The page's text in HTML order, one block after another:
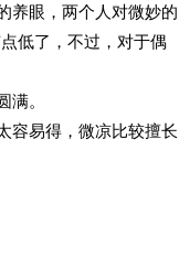
养眼，两个人对微妙的
低了，不过，对于偶
满。
容易得，微凉比较擅长